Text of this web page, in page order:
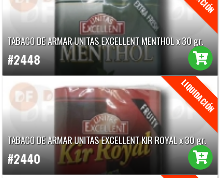
TABACO DE ARMAR UNITAS EXCELLENT MENTHOL x 30 gr.
#2448
TABACO DE ARMAR UNITAS EXCELLENT KIR ROYAL x 30 gr.
#2440